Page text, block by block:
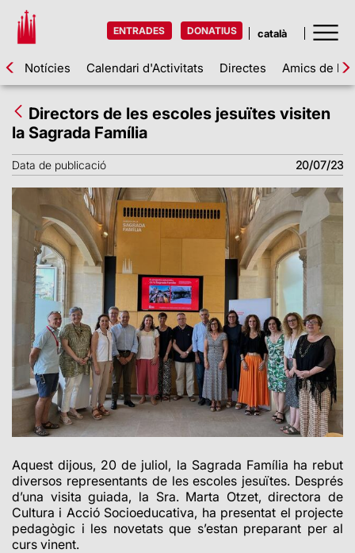
ENTRADES DONATIUS
Notícies Calendari d'Activitats Directes Amics de la
Directors de les escoles jesuïtes visiten
la Sagrada Família
Data de publicació 20/07/23
Aquest dijous, 20 de juliol, la Sagrada Família ha rebut
diversos representants de les escoles jesuïtes. Després
d’una visita guiada, la Sra. Marta Otzet, directora de
Cultura i Acció Socioeducativa, ha presentat el projecte
pedagògic i les novetats que s’estan preparant per al
curs vinent.